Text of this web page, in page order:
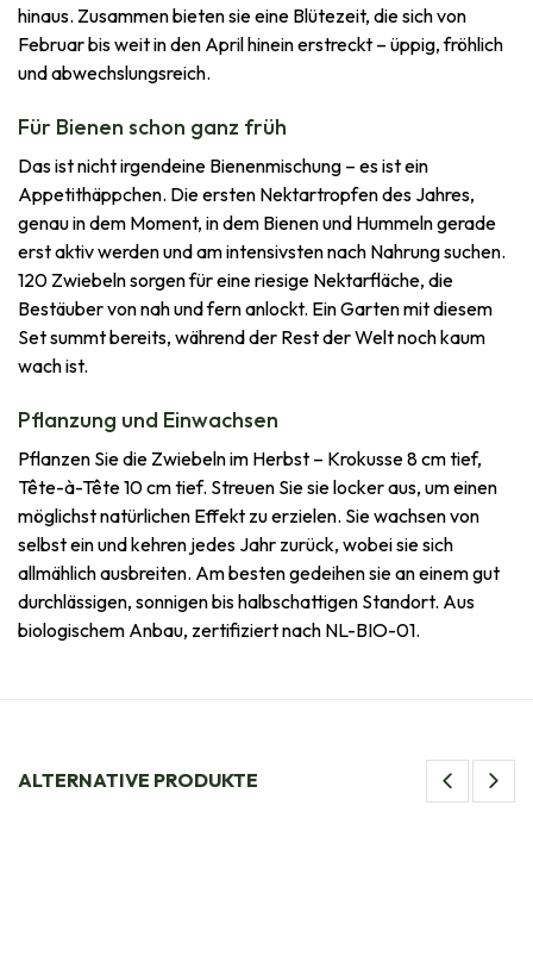
hinaus. Zusammen bieten sie eine Blütezeit, die sich von
Februar bis weit in den April hinein erstreckt – üppig, fröhlich
und abwechslungsreich.
Für Bienen schon ganz früh
Das ist nicht irgendeine Bienenmischung – es ist ein
Appetithäppchen. Die ersten Nektartropfen des Jahres,
genau in dem Moment, in dem Bienen und Hummeln gerade
erst aktiv werden und am intensivsten nach Nahrung suchen.
120 Zwiebeln sorgen für eine riesige Nektarfläche, die
Bestäuber von nah und fern anlockt. Ein Garten mit diesem
Set summt bereits, während der Rest der Welt noch kaum
wach ist.
Pflanzung und Einwachsen
Pflanzen Sie die Zwiebeln im Herbst – Krokusse 8 cm tief,
Tête-à-Tête 10 cm tief. Streuen Sie sie locker aus, um einen
möglichst natürlichen Effekt zu erzielen. Sie wachsen von
selbst ein und kehren jedes Jahr zurück, wobei sie sich
allmählich ausbreiten. Am besten gedeihen sie an einem gut
durchlässigen, sonnigen bis halbschattigen Standort. Aus
biologischem Anbau, zertifiziert nach NL-BIO-01.
ALTERNATIVE PRODUKTE